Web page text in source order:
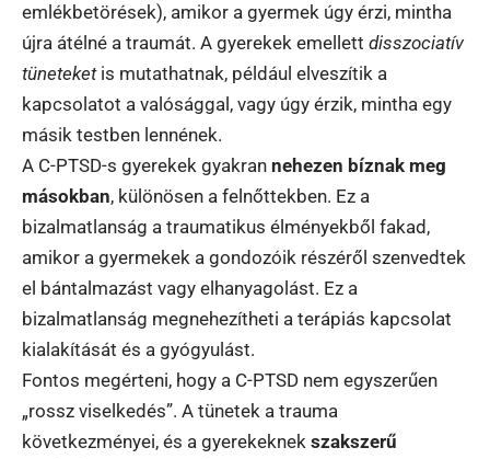
emlékbetörések), amikor a gyermek úgy érzi, mintha
újra átélné a traumát. A gyerekek emellett disszociatív
tüneteketis mutathatnak, például elveszítik a
kapcsolatot a valósággal, vagy úgy érzik, mintha egy
másik testben lennének.
A C-PTSD-s gyerekek gyakran nehezen bíznak meg
másokban, különösen a felnőttekben. Ez a
bizalmatlanság a traumatikus élményekből fakad,
amikor a gyermekek a gondozóik részéről szenvedtek
el bántalmazást vagy elhanyagolást. Ez a
bizalmatlanság megnehezítheti a terápiás kapcsolat
kialakítását és a gyógyulást.
Fontos megérteni, hogy a C-PTSD nem egyszerűen
„rossz viselkedés”. A tünetek a trauma
következményei, és a gyerekeknek szakszerű